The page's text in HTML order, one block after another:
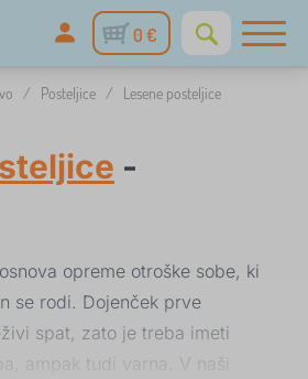
0 €
/ Posteljice / Lesene posteljice
-
opreme otroške sobe, ki
se rodi. Dojenček prve
spat, zato je treba imeti
ampak tudi varna. V naši